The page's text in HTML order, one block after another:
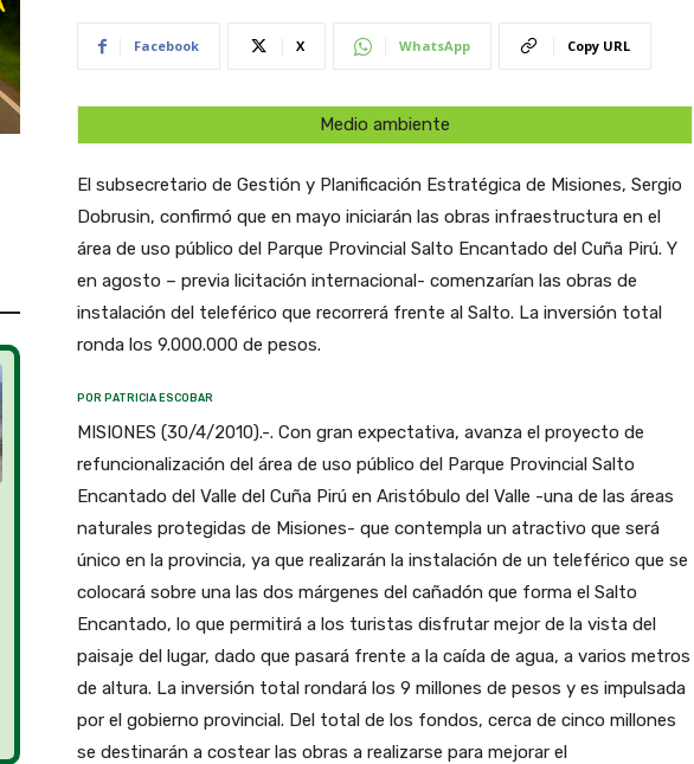
Facebook X WhatsApp Copy URL
Medio ambiente
El subsecretario de Gestión y Planificación Estratégica de Misiones, Sergio
Dobrusin, confirmó que en mayo iniciarán las obras infraestructura en el
área de uso público del Parque Provincial Salto Encantado del Cuña Pirú. Y
en agosto – previa licitación internacional- comenzarían las obras de
instalación del teleférico que recorrerá frente al Salto. La inversión total
ronda los 9.000.000 de pesos.
POR PATRICIA ESCOBAR
MISIONES (30/4/2010).-. Con gran expectativa, avanza el proyecto de
refuncionalización del área de uso público del Parque Provincial Salto
Encantado del Valle del Cuña Pirú en Aristóbulo del Valle -una de las áreas
naturales protegidas de Misiones- que contempla un atractivo que será
único en la provincia, ya que realizarán la instalación de un teleférico que se
colocará sobre una las dos márgenes del cañadón que forma el Salto
Encantado, lo que permitirá a los turistas disfrutar mejor de la vista del
paisaje del lugar, dado que pasará frente a la caída de agua, a varios metros
de altura. La inversión total rondará los 9 millones de pesos y es impulsada
por el gobierno provincial. Del total de los fondos, cerca de cinco millones
se destinarán a costear las obras a realizarse para mejorar el